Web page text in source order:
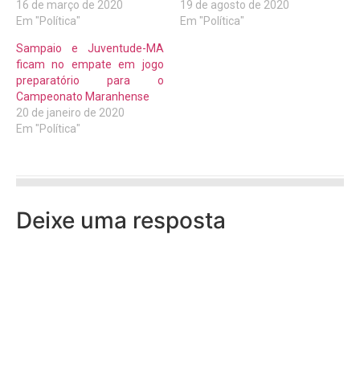
16 de março de 2020
Em "Política"
19 de agosto de 2020
Em "Política"
Sampaio e Juventude-MA
ficam no empate em jogo
preparatório para o
Campeonato Maranhense
20 de janeiro de 2020
Em "Política"
Deixe uma resposta